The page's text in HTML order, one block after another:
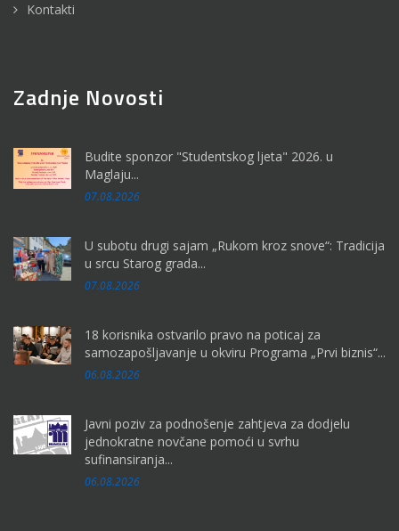
Kontakti
Zadnje Novosti
Budite sponzor "Studentskog ljeta" 2026. u
Maglaju...
07.08.2026
U subotu drugi sajam „Rukom kroz snove“: Tradicija
u srcu Starog grada...
07.08.2026
18 korisnika ostvarilo pravo na poticaj za
samozapošljavanje u okviru Programa „Prvi biznis“...
06.08.2026
Javni poziv za podnošenje zahtjeva za dodjelu
jednokratne novčane pomoći u svrhu
sufinansiranja...
06.08.2026